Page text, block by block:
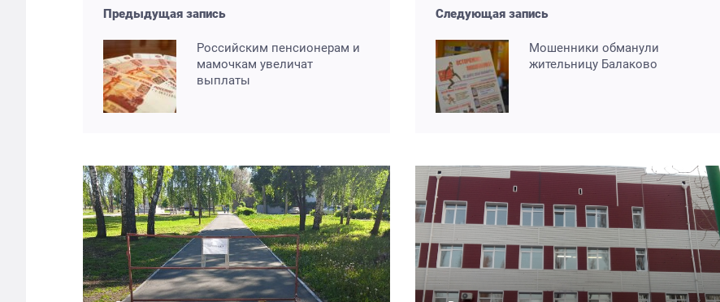
Предыдущая запись
Российским пенсионерам и
мамочкам увеличат
выплаты
Следующая запись
Мошенники обманули
жительницу Балаково